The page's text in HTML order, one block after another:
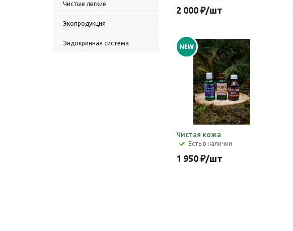
Чистые легкие
Экопродукция
Эндокринная система
2 000 ₽/шт
Чистая кожа
Есть в наличии
1 950 ₽/шт